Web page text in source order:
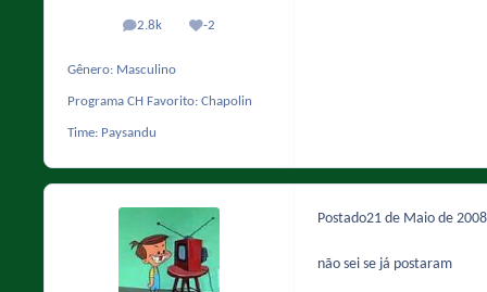
2.8k
posts -2
Reputação
Gênero: Masculino
Programa CH Favorito: Chapolin
Time: Paysandu
Postado21 de Maio de 2008
não sei se já postaram